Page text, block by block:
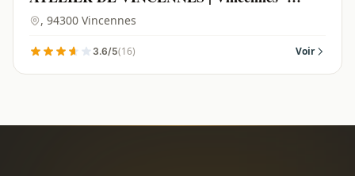
94300
, 94300 Vincennes
3.6/5(16) Voir